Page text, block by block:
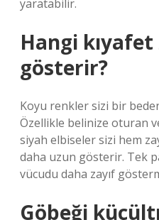
yaratabilir.
Hangi kıyafet
gösterir?
Koyu renkler sizi bir
Özellikle belinize oturan
siyah elbiseler sizi hem
daha uzun gösterir. Tek
vücudu daha zayıf
Göbeği